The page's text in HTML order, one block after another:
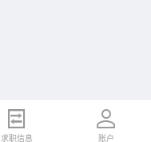
求职信息 账户